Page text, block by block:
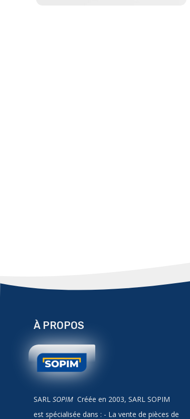
À PROPOS
SARLSOPIM Créée en 2003, SARL SOPIM
est spécialisée dans : - La vente de pièces de